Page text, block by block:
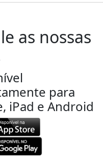
as nossas
para
iPad e Android